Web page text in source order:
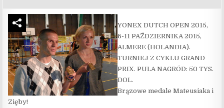
YONEX DUTCH OPEN 2015,
6-11 PAŹDZIERNIKA 2015,
ALMERE (HOLANDIA).
TURNIEJ Z CYKLU GRAND
PRIX. PULA NAGRÓD: 50 TYS.
DOL.
Brązowe medale Mateusiaka i
Zięby!